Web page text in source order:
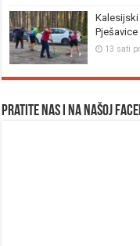
Pješavice
13 sati
Pratite nas i na našoj